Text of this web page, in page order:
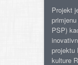
Projekt
PSP)
projektu
kulture